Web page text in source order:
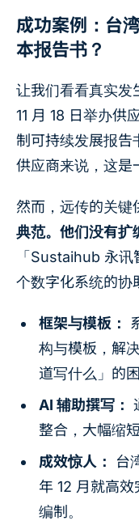
成功案例：台
本报告书？
让我们看看真实发
11 月 18 日举办供
制可持续发展报告
供应商来说，这是
然而，远传的关键
典范。他们没有扩
「Sustaihub 永
个数字化系统的协
框架与模板：
构与模板，解
道写什么」的困
AI 辅助撰写：
整合，大幅缩
成效惊人：
台
年 12 月就高
编制。